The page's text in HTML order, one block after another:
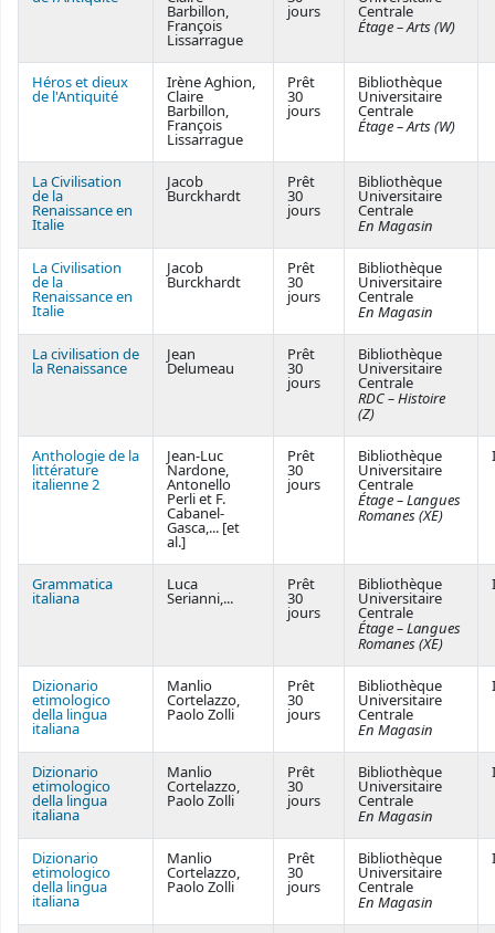
Barbillon,
François
Lissarrague
jours Centrale
Étage – Arts (W)
Héros et dieux
de l'Antiquité
Irène Aghion,
Claire
Barbillon,
François
Lissarrague
Prêt
30
jours
Bibliothèque
Universitaire
Centrale
Étage – Arts (W)
La Civilisation
de la
Renaissance en
Italie
Jacob
Burckhardt
Prêt
30
jours
Bibliothèque
Universitaire
Centrale
En Magasin
La Civilisation
de la
Renaissance en
Italie
Jacob
Burckhardt
Prêt
30
jours
Bibliothèque
Universitaire
Centrale
En Magasin
La civilisation de
la Renaissance
Jean
Delumeau
Prêt
30
jours
Bibliothèque
Universitaire
Centrale
RDC – Histoire
(Z)
Anthologie de la
littérature
italienne 2
Jean-Luc
Nardone,
Antonello
Perli et F.
Cabanel-
Gasca,... [et
al.]
Prêt
30
jours
Bibliothèque
Universitaire
Centrale
Étage – Langues
Romanes (XE)
Grammatica
italiana
Luca
Serianni,...
Prêt
30
jours
Bibliothèque
Universitaire
Centrale
Étage – Langues
Romanes (XE)
Dizionario
etimologico
della lingua
italiana
Manlio
Cortelazzo,
Paolo Zolli
Prêt
30
jours
Bibliothèque
Universitaire
Centrale
En Magasin
Dizionario
etimologico
della lingua
italiana
Manlio
Cortelazzo,
Paolo Zolli
Prêt
30
jours
Bibliothèque
Universitaire
Centrale
En Magasin
Dizionario
etimologico
della lingua
italiana
Manlio
Cortelazzo,
Paolo Zolli
Prêt
30
jours
Bibliothèque
Universitaire
Centrale
En Magasin